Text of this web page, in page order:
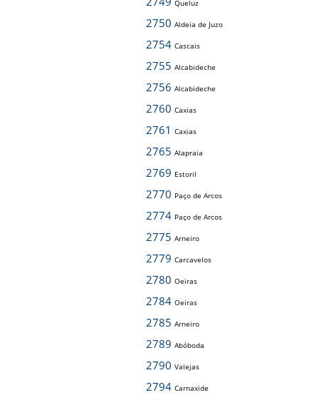
Queluz
2750 Aldeia de Juzo
2754 Cascais
2755 Alcabideche
2756 Alcabideche
2760 Caxias
2761 Caxias
2765 Alapraia
2769 Estoril
2770 Paço de Arcos
2774 Paço de Arcos
2775 Arneiro
2779 Carcavelos
2780 Oeiras
2784 Oeiras
2785 Arneiro
2789 Abóboda
2790 Valejas
2794 Carnaxide